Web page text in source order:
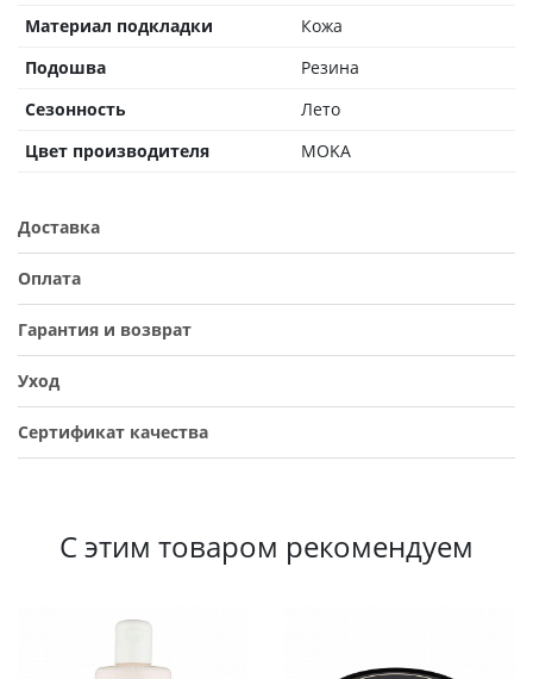
Материал подкладки
Кожа
Подошва
Резина
Сезонность
Лето
Цвет производителя
MOKA
Доставка
Оплата
Гарантия и возврат
Уход
Сертификат качества
С этим товаром рекомендуем